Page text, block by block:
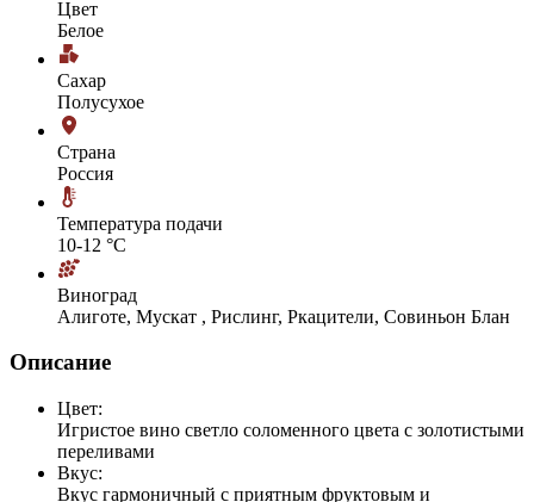
Цвет
Белое
Сахар
Полусухое
Страна
Россия
Температура подачи
10-12 °С
Виноград
Алиготе, Мускат , Рислинг, Ркацители, Совиньон Блан
Описание
Цвет:
Игристое вино светло соломенного цвета с золотистыми
переливами
Вкус:
Вкус гармоничный с приятным фруктовым и